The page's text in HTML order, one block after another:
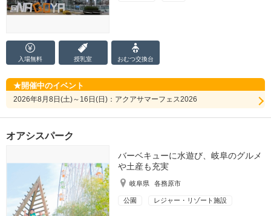
入場無料 授乳室 おむつ交換台
開催中のイベント
2026年8月8日(土)～16日(日)：アクアサマーフェス2026
オアシスパーク
バーベキューに水遊び、岐阜のグルメ
や土産も充実
岐阜県 各務原市
公園 レジャー・リゾート施設